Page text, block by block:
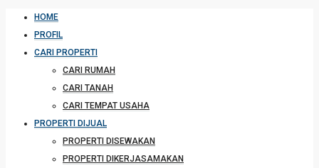
HOME
PROFIL
CARI PROPERTI
CARI RUMAH
CARI TANAH
CARI TEMPAT USAHA
PROPERTI DIJUAL
PROPERTI DISEWAKAN
PROPERTI DIKERJASAMAKAN